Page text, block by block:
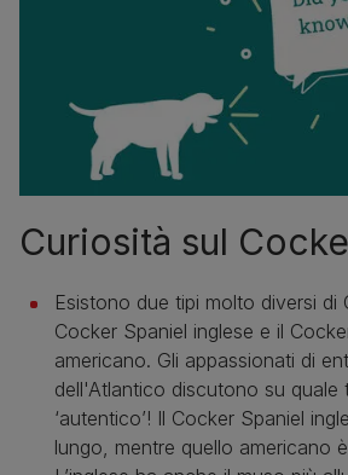
Curiosità sul
Esistono due tipi molto diversi di
Cocker Spaniel inglese e il
americano. Gli appassionati di
dell'Atlantico discutono su quale
‘autentico’! Il Cocker Spaniel
lungo, mentre quello americano